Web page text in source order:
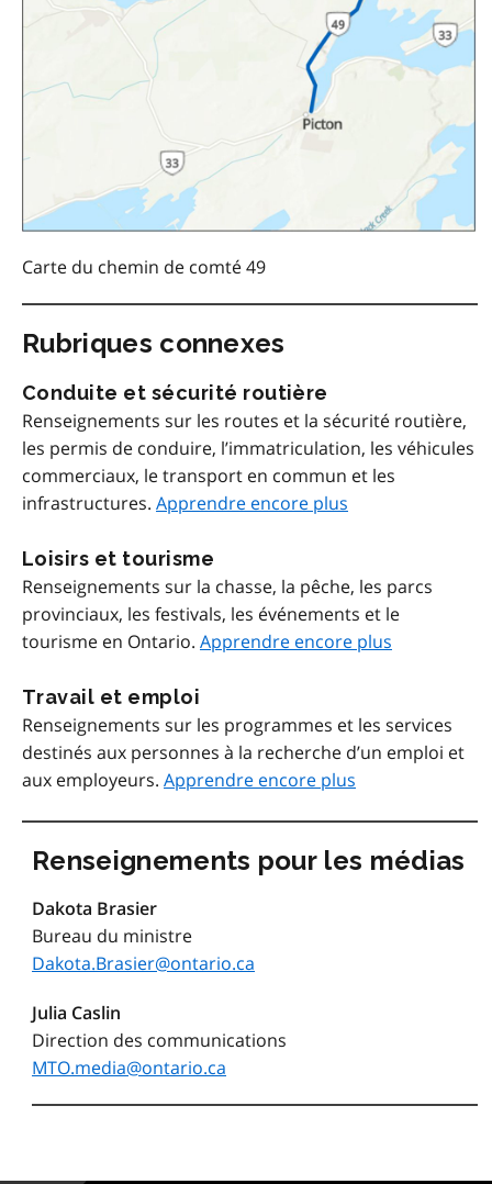
Carte du chemin de comté 49
Rubriques connexes
Conduite et sécurité routière
Renseignements sur les routes et la sécurité routière,
les permis de conduire, l’immatriculation, les véhicules
commerciaux, le transport en commun et les
infrastructures. Apprendre encore plus
Loisirs et tourisme
Renseignements sur la chasse, la pêche, les parcs
provinciaux, les festivals, les événements et le
tourisme en Ontario. Apprendre encore plus
Travail et emploi
Renseignements sur les programmes et les services
destinés aux personnes à la recherche d’un emploi et
aux employeurs. Apprendre encore plus
Renseignements pour les médias
Dakota Brasier
Bureau du ministre
Dakota.Brasier@ontario.ca
Julia Caslin
Direction des communications
MTO.media@ontario.ca